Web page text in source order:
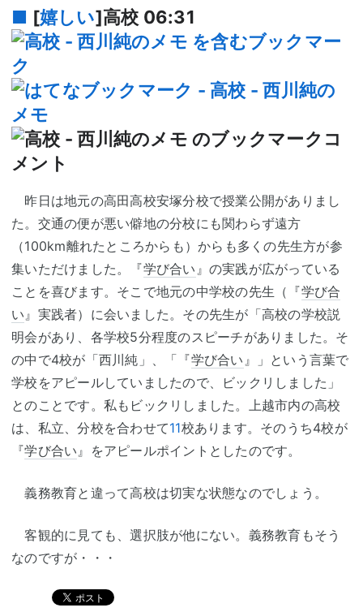
■ [嬉しい]高校 06:31
昨日は地元の高田高校安塚分校で授業公開がありまし
た。交通の便が悪い僻地の分校にも関わらず遠方
（100km離れたところからも）からも多くの先生方が参
集いただけました。『学び合い 』の実践が広がっている
ことを喜びます。そこで地元の中学校の先生（『学び合
い 』実践者）に会いました。その先生が「高校の学校説
明会があり、各学校5分程度のスピーチがありました。そ
の中で4校が「西川純」、「『学び合い 』」という言葉で
学校をアピールしていましたので、ビックリしました」
とのことです。私もビックリしました。上越市内の高校
は、私立、分校を合わせて11校あります。そのうち4校が
『学び合い 』をアピールポイントとしたのです。
義務教育と違って高校は切実な状態なのでしょう。
客観的に見ても、選択肢が他にない。義務教育もそう
なのですが・・・